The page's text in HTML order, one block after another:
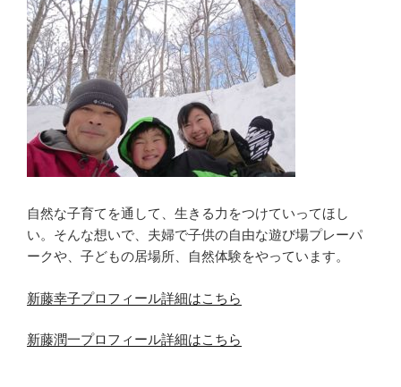
自然な子育てを通して、生きる力をつけていってほし
い。そんな想いで、夫婦で子供の自由な遊び場プレーパ
ークや、子どもの居場所、自然体験をやっています。
新藤幸子プロフィール詳細はこちら
新藤潤一プロフィール詳細はこちら